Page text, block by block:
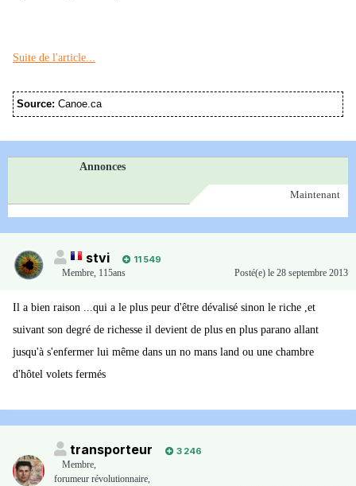
Suite de l'article...
Source: Canoe.ca
Annonces
Maintenant
stvi
11 549
Membre, 115ans Posté(e) le 28 septembre 2013
Il a bien raison ...qui a le plus peur d'être dévalisé sinon le riche ,et
suivant son degré de richesse il devient de plus en plus parano allant
jusqu'à s'enfermer lui même dans un no mans land ou une chambre
d'hôtel volets fermés
transporteur
3 246
Membre,
forumeur révolutionnaire,